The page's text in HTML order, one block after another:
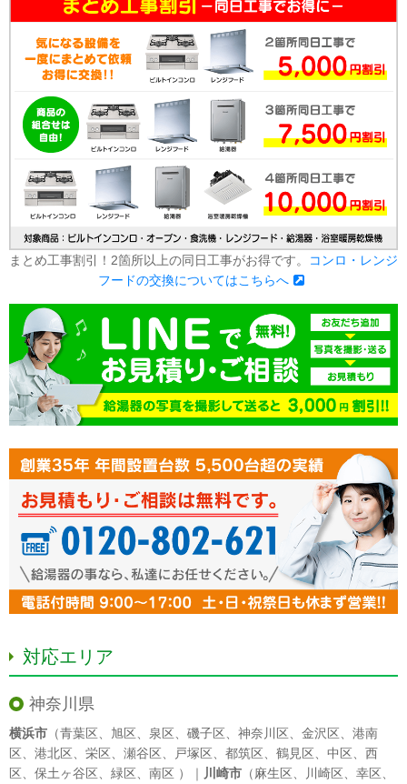
まとめ工事割引！2箇所以上の同日工事がお得です。
コンロ・レンジ
フードの交換についてはこちらへ
対応エリア
神奈川県
横浜市 （青葉区 旭区 泉区 磯子区 神奈川区 金沢区
港南
区
港北区 栄区 瀬谷区 戸塚区 都筑区 鶴見区 中区
西
区
保土ヶ谷区 緑区 南区 ）｜ 川崎市 （麻生区 川崎区 幸区